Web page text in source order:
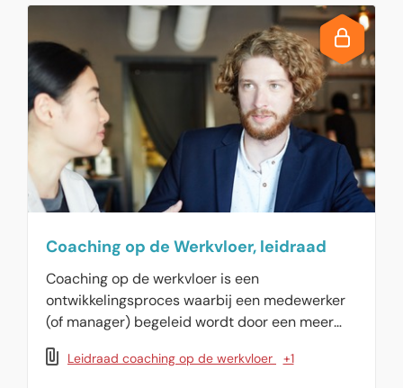
handleiding beschrijft hoe u effectieve
coachingsgesprekken kunt voeren met behulp
van het GROW-model.
Coaching op de Werkvloer, leidraad
Coaching op de werkvloer is een
ontwikkelingsproces waarbij een medewerker
(of manager) begeleid wordt door een meer
ervaren persoon. Deze coach helpt bij het
bereiken van specifieke professionele
Leidraad coaching op de werkvloer +1